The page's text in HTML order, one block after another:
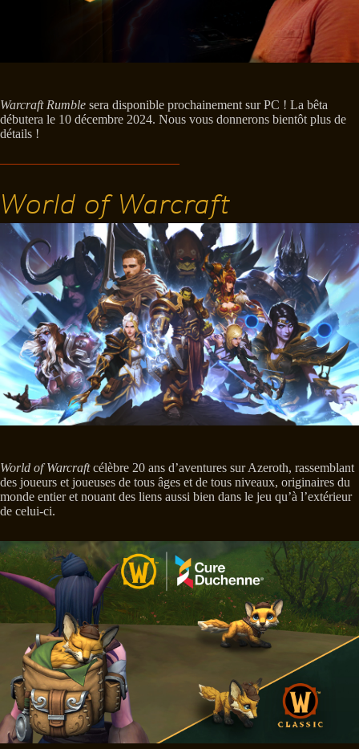
Warcraft Rumble sera disponible prochainement sur PC ! La bêta
débutera le 10 décembre 2024. Nous vous donnerons bientôt plus de
détails !
World of Warcraft
World of Warcraftcélèbre 20 ans d’aventures sur Azeroth, rassemblant
des joueurs et joueuses de tous âges et de tous niveaux, originaires du
monde entier et nouant des liens aussi bien dans le jeu qu’à l’extérieur
de celui-ci.